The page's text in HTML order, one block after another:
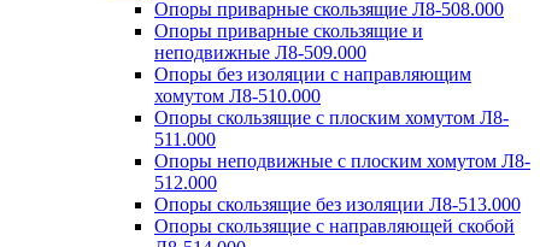
Опоры приварные скользящие Л8-508.000
Опоры приварные скользящие и
неподвижные Л8-509.000
Опоры без изоляции с направляющим
хомутом Л8-510.000
Опоры скользящие с плоским хомутом Л8-
511.000
Опоры неподвижные с плоским хомутом Л8-
512.000
Опоры скользящие без изоляции Л8-513.000
Опоры скользящие с направляющей скобой